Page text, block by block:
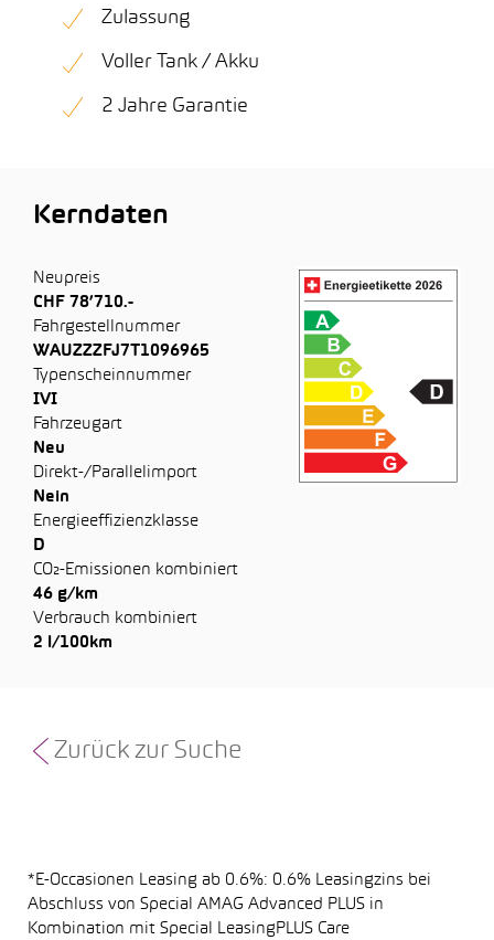
Zulassung
Voller Tank / Akku
2 Jahre Garantie
Kerndaten
Neupreis
CHF 78’710.-
Fahrgestellnummer
WAUZZZFJ7T1096965
Typenscheinnummer
IVI
Fahrzeugart
Neu
Direkt-/Parallelimport
Nein
Energieeffizienzklasse
D
CO₂-Emissionen kombiniert
46 g/km
Verbrauch kombiniert
2 l/100km
Zurück zur Suche
*E-Occasionen Leasing ab 0.6%: 0.6% Leasingzins bei
Abschluss von Special AMAG Advanced PLUS in
Kombination mit Special LeasingPLUS Care